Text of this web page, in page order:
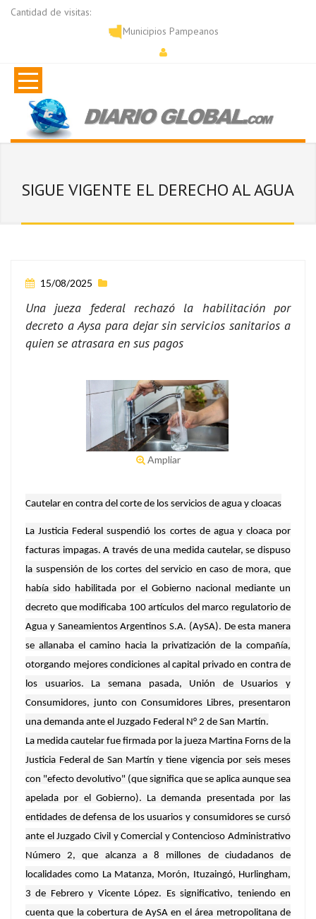
Cantidad de visitas:
Municipios Pampeanos
SIGUE VIGENTE EL DERECHO AL AGUA
15/08/2025
Una jueza federal rechazó la habilitación por
decreto a Aysa para dejar sin servicios sanitarios a
quien se atrasara en sus pagos
Ampliar
Cautelar en contra del corte de los servicios de agua y cloacas
La Justicia Federal suspendió los cortes de agua y cloaca por
facturas impagas. A través de una medida cautelar, se dispuso
la suspensión de los cortes del servicio en caso de mora, que
había sido habilitada por el Gobierno nacional mediante un
decreto que modificaba 100 artículos del marco regulatorio de
Agua y Saneamientos Argentinos S.A. (AySA). De esta manera
se allanaba el camino hacia la privatización de la compañía,
otorgando mejores condiciones al capital privado en contra de
los usuarios. La semana pasada, Unión de Usuarios y
Consumidores, junto con Consumidores Libres, presentaron
una demanda ante el Juzgado Federal N° 2 de San Martín.
La medida cautelar fue firmada por la jueza Martina Forns de la
Justicia Federal de San Martín y tiene vigencia por seis meses
con "efecto devolutivo" (que significa que se aplica aunque sea
apelada por el Gobierno). La demanda presentada por las
entidades de defensa de los usuarios y consumidores se cursó
ante el Juzgado Civil y Comercial y Contencioso Administrativo
Número 2, que alcanza a 8 millones de ciudadanos de
localidades como La Matanza, Morón, Ituzaingó, Hurlingham,
3 de Febrero y Vicente López. Es significativo, teniendo en
cuenta que la cobertura de AySA en el área metropolitana de